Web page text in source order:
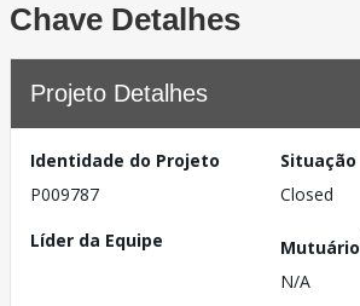
Chave Detalhes
Projeto Detalhes
Identidade do Projeto
P009787
Situação
Closed
Líder da Equipe
Mutuário
N/A